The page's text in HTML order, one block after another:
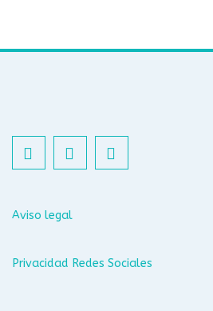
Aviso legal
Privacidad Redes Sociales